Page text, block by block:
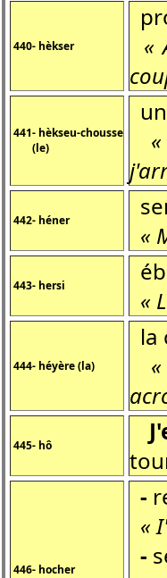
440- hèkser
«
441- hèkseu-chousse
(le)
«
442- héner
«
443- hersi
«
444- héyère (la)
la
«
445- hô
446- hocher
-
«
-